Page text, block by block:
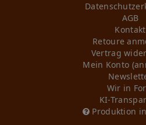
AGB
Kontakt
Retoure
Vertrag
Mein Konto
Wir in
KI-
Produktion